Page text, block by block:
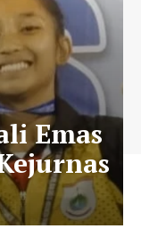
Emas